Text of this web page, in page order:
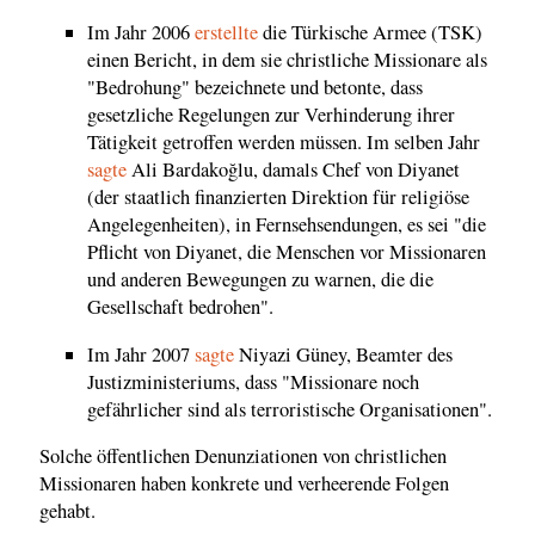
Im Jahr 2006erstelltedie Türkische Armee (TSK)
einen Bericht, in dem sie christliche Missionare als
"Bedrohung" bezeichnete und betonte, dass
gesetzliche Regelungen zur Verhinderung ihrer
Tätigkeit getroffen werden müssen. Im selben Jahr
sagteAli Bardakoğlu, damals Chef von Diyanet
(der staatlich finanzierten Direktion für religiöse
Angelegenheiten), in Fernsehsendungen, es sei "die
Pflicht von Diyanet, die Menschen vor Missionaren
und anderen Bewegungen zu warnen, die die
Gesellschaft bedrohen".
Im Jahr 2007sagteNiyazi Güney, Beamter des
Justizministeriums, dass "Missionare noch
gefährlicher sind als terroristische Organisationen".
Solche öffentlichen Denunziationen von christlichen
Missionaren haben konkrete und verheerende Folgen
gehabt.